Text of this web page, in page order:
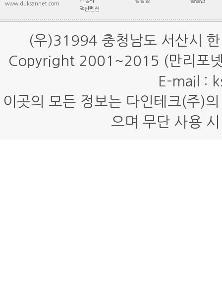
www.duksannet.com
덕산펜션
(우)31994 충청남도 서산시
Copyright 2001~2015 (만리포
E-mail :
이곳의 모든 정보는 다인테크(주)
으며 무단 사용